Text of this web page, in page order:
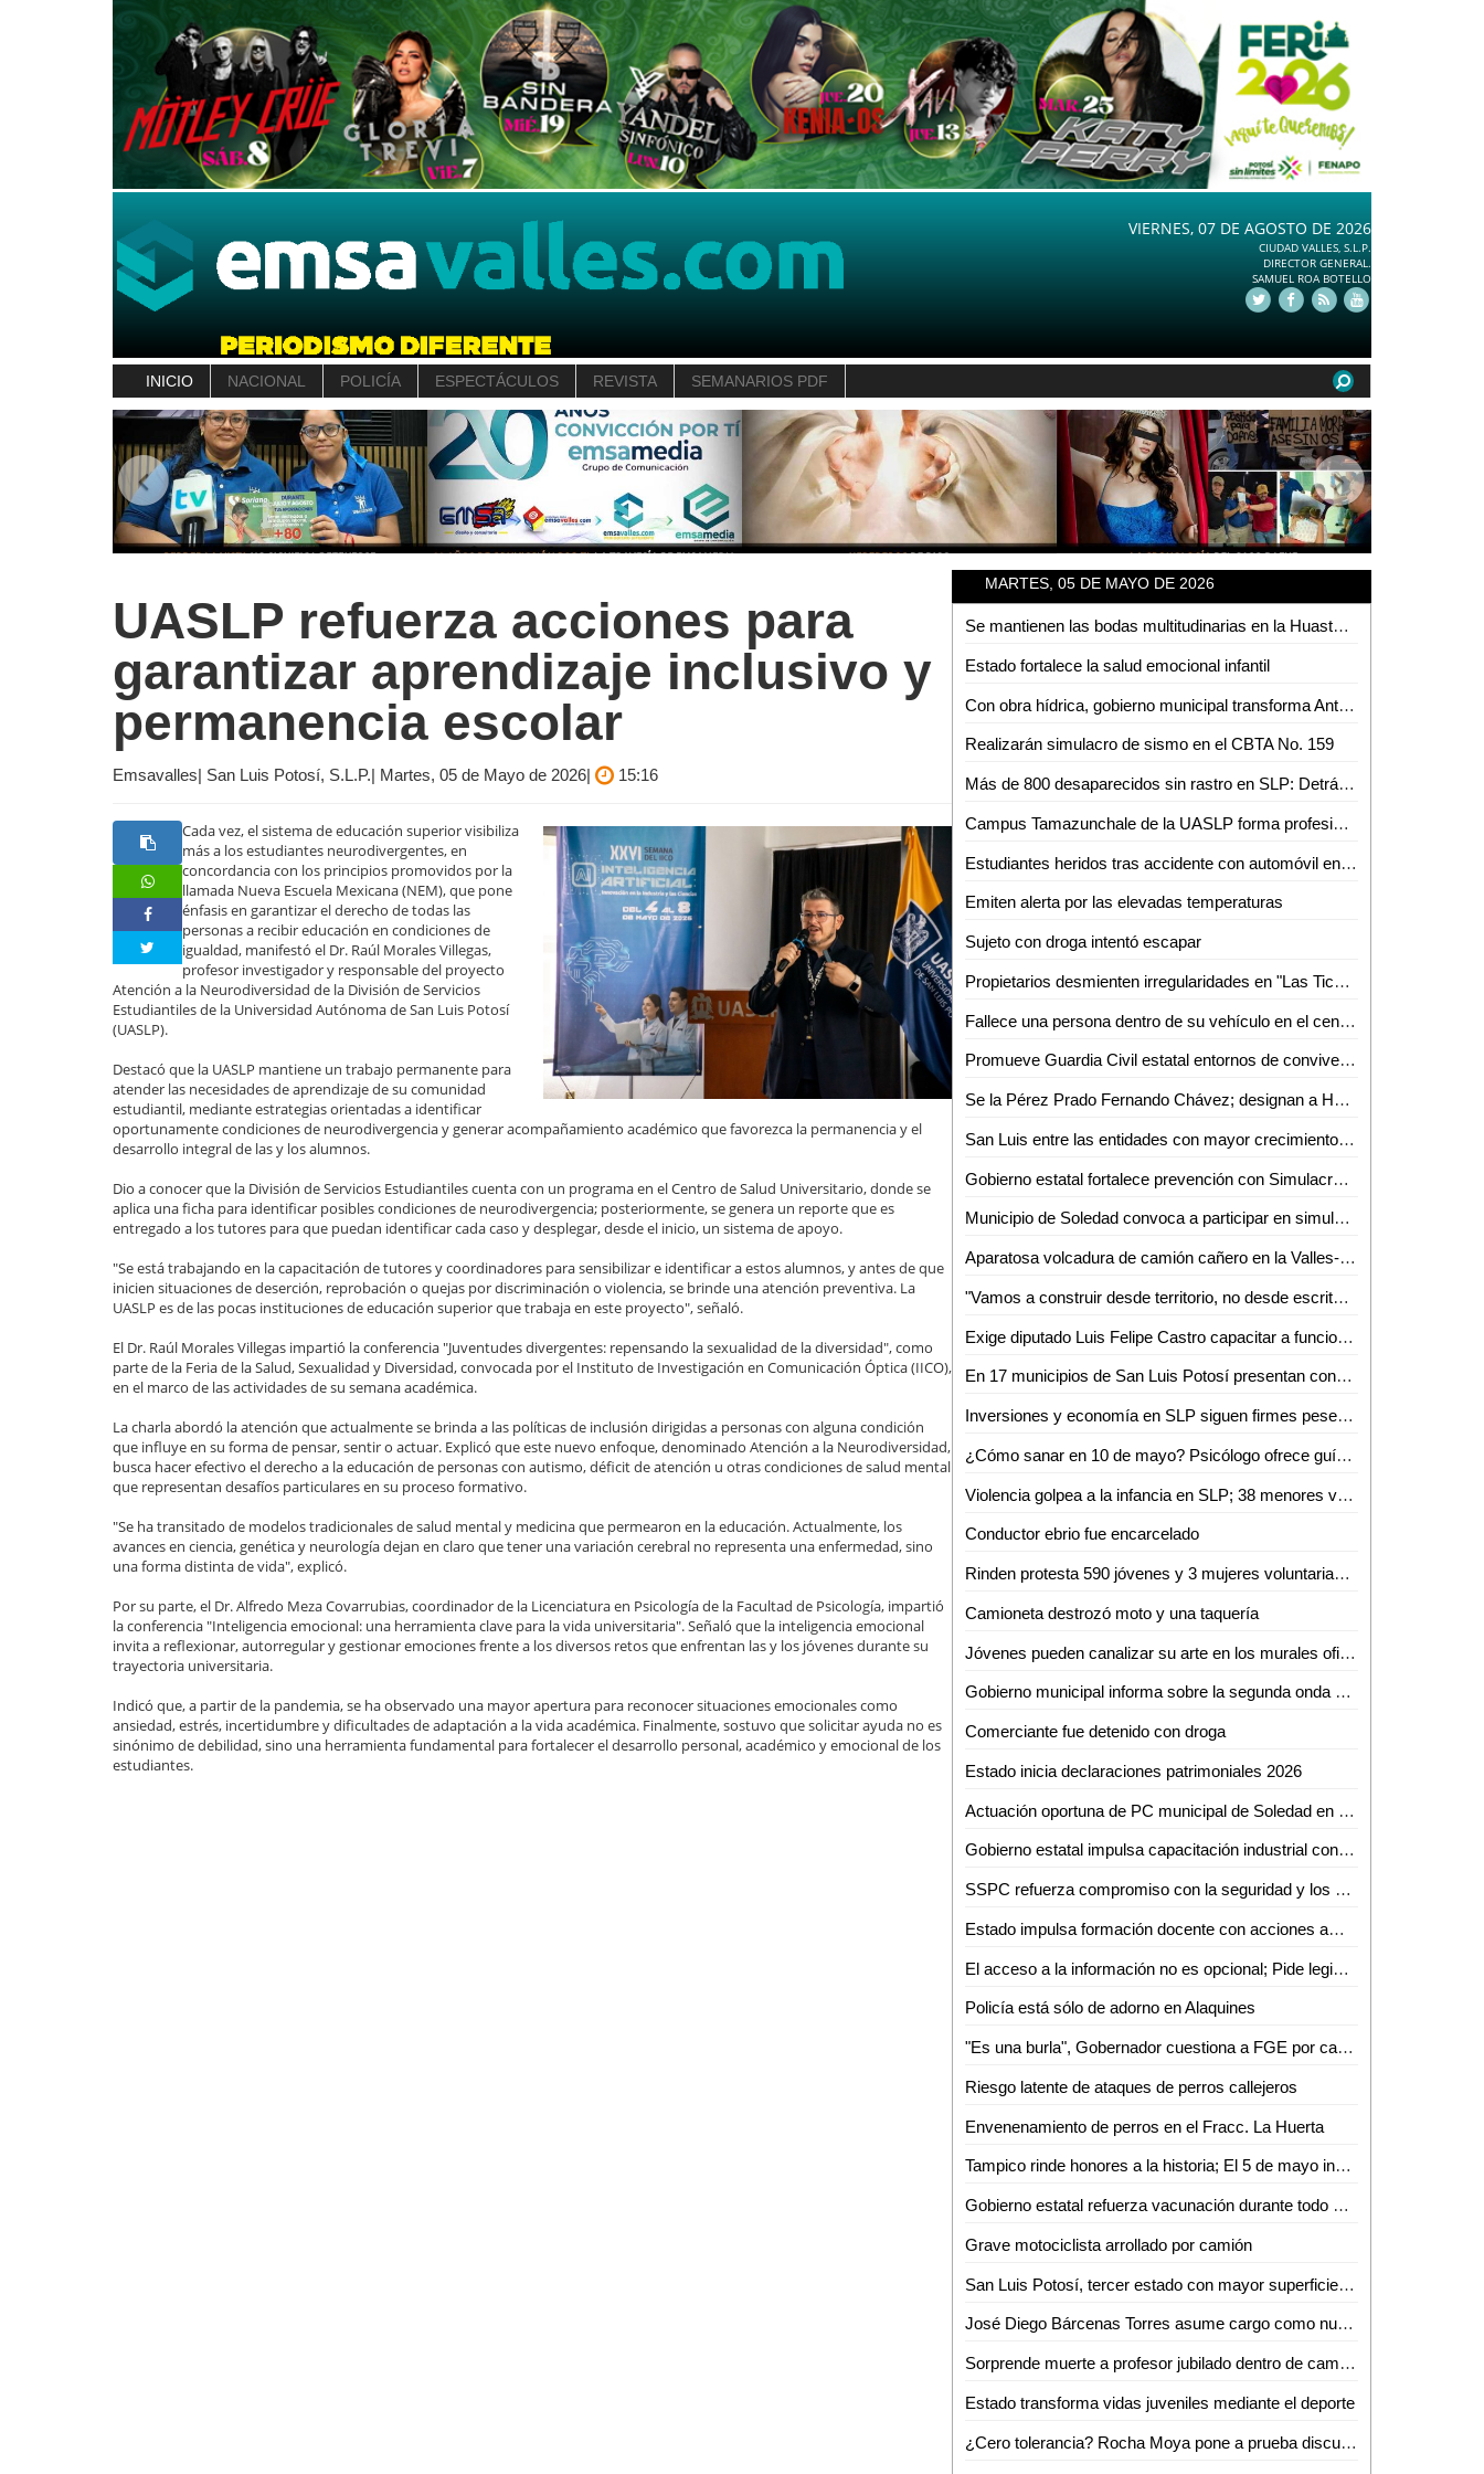
VIERNES, 07 DE AGOSTO DE 2026
CIUDAD VALLES, S.L.P.
DIRECTOR GENERAL.
SAMUEL ROA BOTELLO
INICIO NACIONAL POLICÍA ESPECTÁCULOS REVISTA SEMANARIOS PDF
UASLP refuerza acciones para
garantizar aprendizaje inclusivo y
permanencia escolar
Emsavalles| San Luis Potosí, S.L.P.| Martes, 05 de Mayo de 2026| 15:16
Cada vez, el sistema de educación superior visibiliza
más a los estudiantes neurodivergentes, en
concordancia con los principios promovidos por la
llamada Nueva Escuela Mexicana (NEM), que pone
énfasis en garantizar el derecho de todas las
personas a recibir educación en condiciones de
igualdad, manifestó el Dr. Raúl Morales Villegas,
profesor investigador y responsable del proyecto
Atención a la Neurodiversidad de la División de Servicios
Estudiantiles de la Universidad Autónoma de San Luis Potosí
(UASLP).
Destacó que la UASLP mantiene un trabajo permanente para
atender las necesidades de aprendizaje de su comunidad
estudiantil, mediante estrategias orientadas a identificar
oportunamente condiciones de neurodivergencia y generar acompañamiento académico que favorezca la permanencia y el
desarrollo integral de las y los alumnos.
Dio a conocer que la División de Servicios Estudiantiles cuenta con un programa en el Centro de Salud Universitario, donde se
aplica una ficha para identificar posibles condiciones de neurodivergencia; posteriormente, se genera un reporte que es
entregado a los tutores para que puedan identificar cada caso y desplegar, desde el inicio, un sistema de apoyo.
"Se está trabajando en la capacitación de tutores y coordinadores para sensibilizar e identificar a estos alumnos, y antes de que
inicien situaciones de deserción, reprobación o quejas por discriminación o violencia, se brinde una atención preventiva. La
UASLP es de las pocas instituciones de educación superior que trabaja en este proyecto", señaló.
El Dr. Raúl Morales Villegas impartió la conferencia "Juventudes divergentes: repensando la sexualidad de la diversidad", como
parte de la Feria de la Salud, Sexualidad y Diversidad, convocada por el Instituto de Investigación en Comunicación Óptica (IICO),
en el marco de las actividades de su semana académica.
La charla abordó la atención que actualmente se brinda a las políticas de inclusión dirigidas a personas con alguna condición
que influye en su forma de pensar, sentir o actuar. Explicó que este nuevo enfoque, denominado Atención a la Neurodiversidad,
busca hacer efectivo el derecho a la educación de personas con autismo, déficit de atención u otras condiciones de salud mental
que representan desafíos particulares en su proceso formativo.
"Se ha transitado de modelos tradicionales de salud mental y medicina que permearon en la educación. Actualmente, los
avances en ciencia, genética y neurología dejan en claro que tener una variación cerebral no representa una enfermedad, sino
una forma distinta de vida", explicó.
Por su parte, el Dr. Alfredo Meza Covarrubias, coordinador de la Licenciatura en Psicología de la Facultad de Psicología, impartió
la conferencia "Inteligencia emocional: una herramienta clave para la vida universitaria". Señaló que la inteligencia emocional
invita a reflexionar, autorregular y gestionar emociones frente a los diversos retos que enfrentan las y los jóvenes durante su
trayectoria universitaria.
Indicó que, a partir de la pandemia, se ha observado una mayor apertura para reconocer situaciones emocionales como
ansiedad, estrés, incertidumbre y dificultades de adaptación a la vida académica. Finalmente, sostuvo que solicitar ayuda no es
sinónimo de debilidad, sino una herramienta fundamental para fortalecer el desarrollo personal, académico y emocional de los
estudiantes.
MARTES, 05 DE MAYO DE 2026
Se mantienen las bodas multitudinarias en la Huasteca pese a nuevas tendencias
Estado fortalece la salud emocional infantil
Con obra hídrica, gobierno municipal transforma Antiguo Tambolón
Realizarán simulacro de sismo en el CBTA No. 159
Más de 800 desaparecidos sin rastro en SLP: Detrás de cada número hay una historia pendiente
Campus Tamazunchale de la UASLP forma profesionistas preparados para enfrentar retos del ámbito financiero
Estudiantes heridos tras accidente con automóvil en la colonia Pueblo Nuevo
Emiten alerta por las elevadas temperaturas
Sujeto con droga intentó escapar
Propietarios desmienten irregularidades en "Las Tichas" y acusa de violencia al MHD
Fallece una persona dentro de su vehículo en el centro de Aquismón
Promueve Guardia Civil estatal entornos de convivencia y fortalecimiento familiar en el altiplano
Se la Pérez Prado Fernando Chávez; designan a Hugo Contreras como delegado del PRI en San Luis
San Luis entre las entidades con mayor crecimiento económico
Gobierno estatal fortalece prevención con Simulacro Nacional
Municipio de Soledad convoca a participar en simulacro nacional este 6 de mayo
Aparatosa volcadura de camión cañero en la Valles-Naranjo; afortunadamente nadie salió herido
"Vamos a construir desde territorio, no desde escritorios": Morena rumbo al 2027
Exige diputado Luis Felipe Castro capacitar a funcionarios tras muerte de un perrito en Valles
En 17 municipios de San Luis Potosí presentan condiciones anormalmente secas
Inversiones y economía en SLP siguen firmes pese a los hechos en Sinaloa
¿Cómo sanar en 10 de mayo? Psicólogo ofrece guía para sobrellevar el duelo ante ausencia materna
Violencia golpea a la infancia en SLP; 38 menores víctimas del crimen organizado en solo tres meses
Conductor ebrio fue encarcelado
Rinden protesta 590 jóvenes y 3 mujeres voluntarias del Servicio Militar Nacional en Ciudad Valles
Camioneta destrozó moto y una taquería
Jóvenes pueden canalizar su arte en los murales oficiales del puerto: Mónica Villareal
Gobierno municipal informa sobre la segunda onda de calor en la región
Comerciante fue detenido con droga
Estado inicia declaraciones patrimoniales 2026
Actuación oportuna de PC municipal de Soledad en dos conatos de incendio
Gobierno estatal impulsa capacitación industrial con cursos especializados en mayo
SSPC refuerza compromiso con la seguridad y los valores nacionales
Estado impulsa formación docente con acciones ambientales y artísticas
El acceso a la información no es opcional; Pide legisladora mejorar atención a grupos vulnerables
Policía está sólo de adorno en Alaquines
"Es una burla", Gobernador cuestiona a FGE por caso de exfuncionario bajo arresto domiciliario
Riesgo latente de ataques de perros callejeros
Envenenamiento de perros en el Fracc. La Huerta
Tampico rinde honores a la historia; El 5 de mayo inspira el trabajo por la ciudad
Gobierno estatal refuerza vacunación durante todo mayo
Grave motociclista arrollado por camión
San Luis Potosí, tercer estado con mayor superficie afectada por incendios forestales
José Diego Bárcenas Torres asume cargo como nuevo director del Tec de Valles
Sorprende muerte a profesor jubilado dentro de camioneta en Aquismón
Estado transforma vidas juveniles mediante el deporte
¿Cero tolerancia? Rocha Moya pone a prueba discurso de anticorrupción en Morena